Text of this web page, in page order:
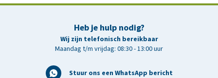
Heb je hulp nodig?
Wij zijn telefonisch bereikbaar
Maandag t/m vrijdag: 08:30 - 13:00 uur
Stuur ons een WhatsApp bericht